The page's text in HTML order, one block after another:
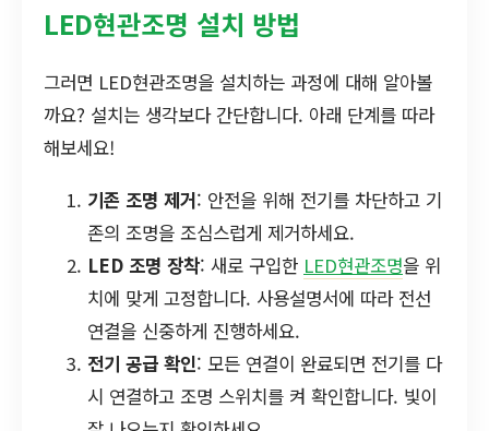
LED현관조명 설치 방법
그러면 LED현관조명을 설치하는 과정에 대해 알아볼
까요? 설치는 생각보다 간단합니다. 아래 단계를 따라
해보세요!
기존 조명 제거: 안전을 위해 전기를 차단하고 기
존의 조명을 조심스럽게 제거하세요.
LED 조명 장착: 새로 구입한 LED현관조명을 위
치에 맞게 고정합니다. 사용설명서에 따라 전선
연결을 신중하게 진행하세요.
전기 공급 확인: 모든 연결이 완료되면 전기를 다
시 연결하고 조명 스위치를 켜 확인합니다. 빛이